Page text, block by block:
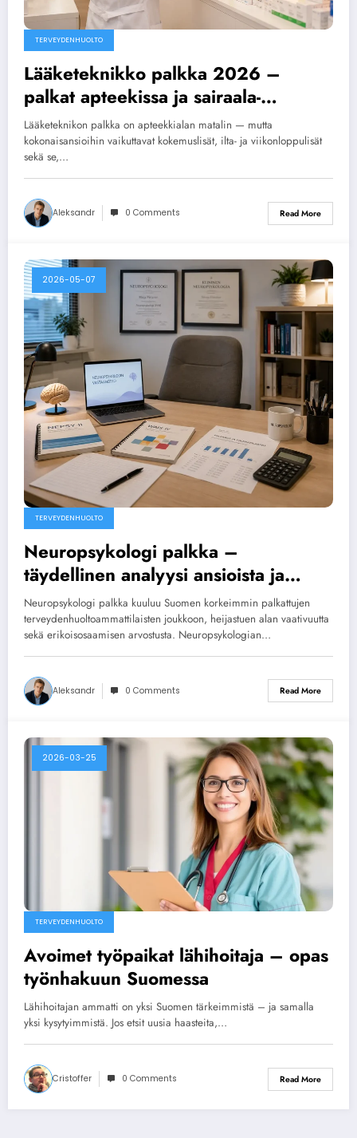
TERVEYDENHUOLTO
Lääketeknikko palkka 2026 –
palkat apteekissa ja sairaala-
apteekissa
Lääketeknikon palkka on apteekkialan matalin — mutta
kokonaisansioihin vaikuttavat kokemuslisät, ilta- ja viikonloppulisät
sekä se,…
Aleksandr 0 Comments Read More
2026-05-07
TERVEYDENHUOLTO
Neuropsykologi palkka –
täydellinen analyysi ansioista ja
urakehityksestä 2026
Neuropsykologi palkka kuuluu Suomen korkeimmin palkattujen
terveydenhuoltoammattilaisten joukkoon, heijastuen alan vaativuutta
sekä erikoisosaamisen arvostusta. Neuropsykologian…
Aleksandr 0 Comments Read More
2026-03-25
TERVEYDENHUOLTO
Avoimet työpaikat lähihoitaja – opas
työnhakuun Suomessa
Lähihoitajan ammatti on yksi Suomen tärkeimmistä – ja samalla
yksi kysytyimmistä. Jos etsit uusia haasteita,…
Cristoffer 0 Comments Read More